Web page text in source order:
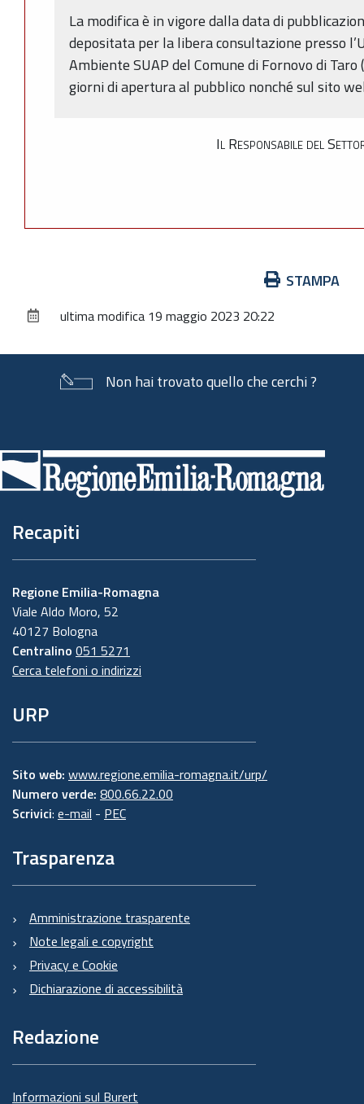
La modifica è in vigore dalla data di
depositata per la libera consultazione presso
Ambiente SUAP del Comune di Fornovo di
giorni di apertura al pubblico nonché sul sito
Il Responsabile del
documento
STAMPA
ultima modifica 19 maggio 2023 20:22
Non hai trovato quello che cerchi ?
di
pagina
Recapiti
Regione Emilia-Romagna
Viale Aldo Moro, 52
40127 Bologna
Centralino 051 5271
Cerca telefoni o indirizzi
URP
Sito web: www.regione.emilia-romagna.it/urp/
Numero verde: 800.66.22.00
Scrivici: e-mail - PEC
Trasparenza
Amministrazione trasparente
Note legali e copyright
Privacy e Cookie
Dichiarazione di accessibilità
Redazione
Informazioni sul Burert